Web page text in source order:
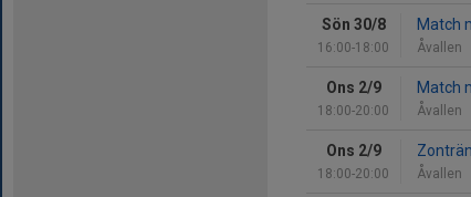
Sön 30/8
16:00-18:00
Match
Åvallen
Ons 2/9
18:00-20:00
Match
Åvallen
Ons 2/9
18:00-20:00 Åvallen